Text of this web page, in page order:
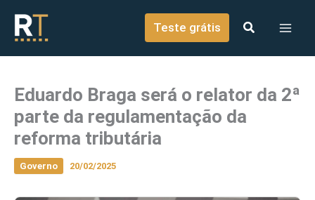
conteúdo
Teste grátis
Eduardo Braga será o relator da 2ª
parte da regulamentação da
reforma tributária
Governo 20/02/2025